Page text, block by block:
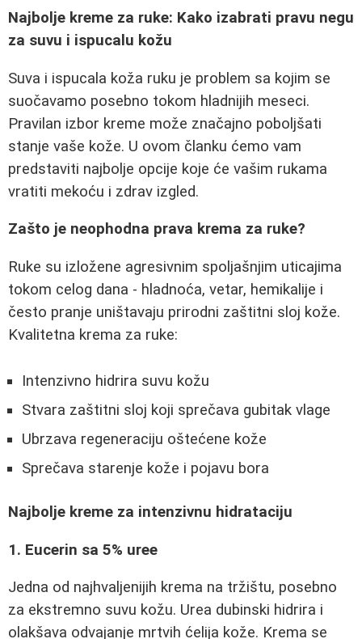
Najbolje kreme za ruke: Kako izabrati pravu negu
za suvu i ispucalu kožu
Suva i ispucala koža ruku je problem sa kojim se
suočavamo posebno tokom hladnijih meseci.
Pravilan izbor kreme može značajno poboljšati
stanje vaše kože. U ovom članku ćemo vam
predstaviti najbolje opcije koje će vašim rukama
vratiti mekoću i zdrav izgled.
Zašto je neophodna prava krema za ruke?
Ruke su izložene agresivnim spoljašnjim uticajima
tokom celog dana - hladnoća, vetar, hemikalije i
često pranje uništavaju prirodni zaštitni sloj kože.
Kvalitetna krema za ruke:
Intenzivno hidrira suvu kožu
Stvara zaštitni sloj koji sprečava gubitak vlage
Ubrzava regeneraciju oštećene kože
Sprečava starenje kože i pojavu bora
Najbolje kreme za intenzivnu hidrataciju
1. Eucerin sa 5% uree
Jedna od najhvaljenijih krema na tržištu, posebno
za ekstremno suvu kožu. Urea dubinski hidrira i
olakšava odvajanje mrtvih ćelija kože. Krema se